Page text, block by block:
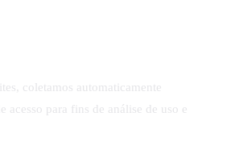
coletamos automaticamente
acesso para fins de análise de uso e